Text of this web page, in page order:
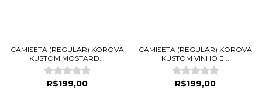
CAMISETA (REGULAR) KOROVA
KUSTOM MOSTARD...
R$199,00
CAMISETA (REGULAR) KOROVA
KUSTOM VINHO E...
R$199,00